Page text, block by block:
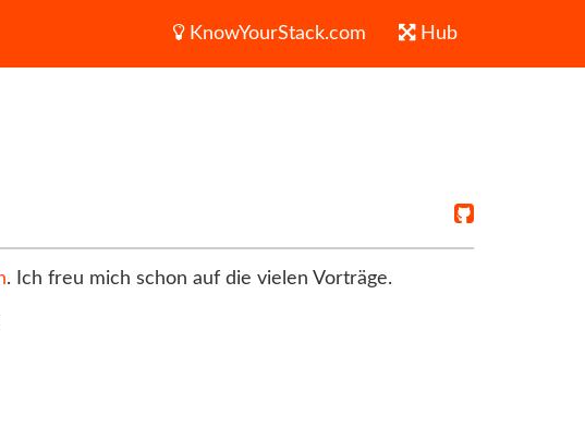
KnowYourStack.com Hub
. Ich freu mich schon auf die vielen Vorträge.